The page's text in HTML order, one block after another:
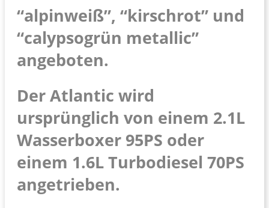
“alpinweiß”, “kirschrot” und
“calypsogrün metallic”
angeboten.
Der Atlantic wird
ursprünglich von einem 2.1L
Wasserboxer 95PS oder
einem 1.6L Turbodiesel 70PS
angetrieben.